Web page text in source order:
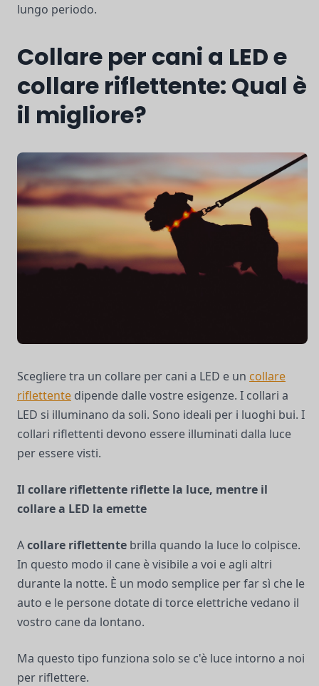
lungo periodo.
Collare per cani a LED e
collare riflettente: Qual è
il migliore?
Scegliere tra un collare per cani a LED e un collare
riflettente dipende dalle vostre esigenze. I collari a
LED si illuminano da soli. Sono ideali per i luoghi bui. I
collari riflettenti devono essere illuminati dalla luce
per essere visti.
Il collare riflettente riflette la luce, mentre il
collare a LED la emette
Acollare riflettente brilla quando la luce lo colpisce.
In questo modo il cane è visibile a voi e agli altri
durante la notte. È un modo semplice per far sì che le
auto e le persone dotate di torce elettriche vedano il
vostro cane da lontano.
Ma questo tipo funziona solo se c'è luce intorno a noi
per riflettere.